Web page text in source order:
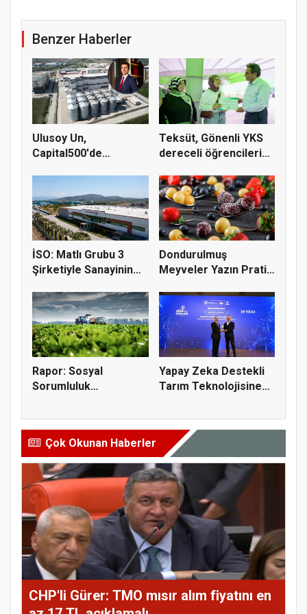
Benzer Haberler
Ulusoy Un,
Capital500'de
Teksüt, Gönenli YKS
dereceli öğrencileri
İSO: Matlı Grubu 3
Şirketiyle Sanayinin
Dondurulmuş
Meyveler Yazın Pratik
Rapor: Sosyal
Sorumluluk
Yapay Zeka Destekli
Tarım Teknolojisine
Çok Okunan Haberler
CHP'li Gürer: TMO mısır alım fiyatını en